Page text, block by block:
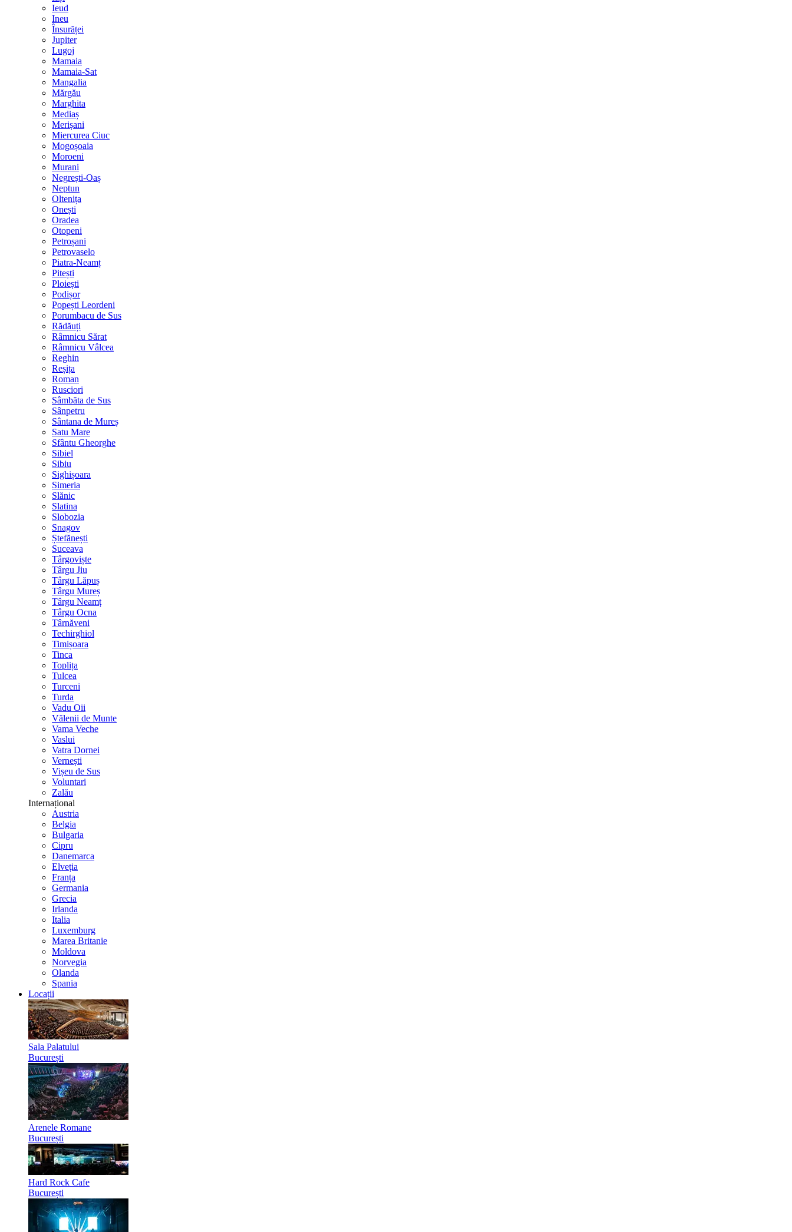
Ieud
Ineu
Însurăței
Jupiter
Lugoj
Mamaia
Mamaia-Sat
Mangalia
Mărgău
Marghita
Mediaș
Merișani
Miercurea Ciuc
Mogoșoaia
Moroeni
Murani
Negrești-Oaș
Neptun
Oltenița
Onești
Oradea
Otopeni
Petroșani
Petrovaselo
Piatra-Neamț
Pitești
Ploiești
Podișor
Popești Leordeni
Porumbacu de Sus
Rădăuți
Râmnicu Sărat
Râmnicu Vâlcea
Reghin
Reșița
Roman
Rusciori
Sâmbăta de Sus
Sânpetru
Sântana de Mureș
Satu Mare
Sfântu Gheorghe
Sibiel
Sibiu
Sighișoara
Simeria
Slănic
Slatina
Slobozia
Snagov
Ștefănești
Suceava
Târgoviște
Târgu Jiu
Târgu Lăpuș
Târgu Mureș
Târgu Neamț
Târgu Ocna
Târnăveni
Techirghiol
Timișoara
Tinca
Toplița
Tulcea
Turceni
Turda
Vadu Oii
Vălenii de Munte
Vama Veche
Vaslui
Vatra Dornei
Vernești
Vișeu de Sus
Voluntari
Zalău
Internațional
Austria
Belgia
Bulgaria
Cipru
Danemarca
Elveția
Franța
Germania
Grecia
Irlanda
Italia
Luxemburg
Marea Britanie
Moldova
Norvegia
Olanda
Spania
Locații
Sala Palatului
București
Arenele Romane
București
Hard Rock Cafe
București